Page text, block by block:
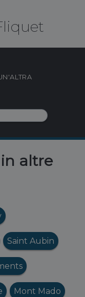
altre
Saint Aubin
Mont Mado